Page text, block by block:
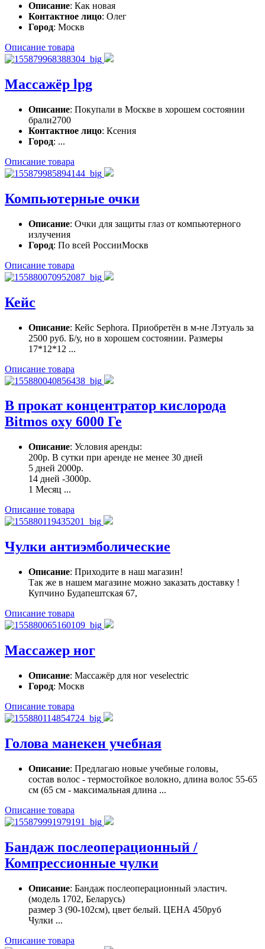
Описание: Как новая
Контактное лицо: Олег
Город: Москв
Описание товара
Массажёр lpg
Описание: Покупали в Москве в хорошем состоянии
брали2700
Контактное лицо: Ксения
Город: ...
Описание товара
Компьютерные очки
Описание: Очки для защиты глаз от компьютерного
излучения
Город: По всей РоссииМоскв
Описание товара
Кейс
Описание: Кейс Sephora. Приобретён в м-не Лэтуаль за
2500 руб. Б/у, но в хорошем состоянии. Размеры
17*12*12 ...
Описание товара
В прокат концентратор кислорода
Bitmos oxy 6000 Ге
Описание: Условия аренды:
200р. В сутки при аренде не менее 30 дней
5 дней 2000р.
14 дней -3000р.
1 Месяц ...
Описание товара
Чулки антиэмболические
Описание: Приходите в наш магазин!
Так же в нашем магазине можно заказать доставку !
Купчино Будапештская 67,
Описание товара
Массажер ног
Описание: Массажёр для ног veselectric
Город: Москв
Описание товара
Голова манекен учебная
Описание: Предлагаю новые учебные головы,
состав волос - термостойкое волокно, длина волос 55-65
см (65 см - максимальная длина ...
Описание товара
Бандаж послеоперационный /
Компрессионные чулки
Описание: Бандаж послеоперационный эластич.
(модель 1702, Беларусь)
размер 3 (90-102см), цвет белый. ЦЕНА 450руб
Чулки ...
Описание товара